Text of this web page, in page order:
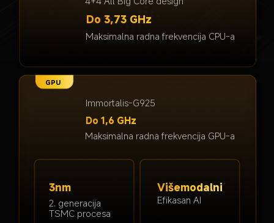
Do 3,73 GHz
Maksimalna radna frekvencija CPU-a
GPU
Immortalis-G925
Do 1,6 GHz
Maksimalna radna frekvencija GPU-a
3nm
2. generacija
TSMC procesa
Višemodalni
Efikasan AI